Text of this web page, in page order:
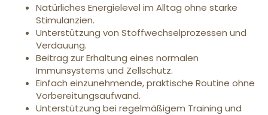
Natürliches Energielevel im Alltag ohne starke
Stimulanzien.
Unterstützung von Stoffwechselprozessen und
Verdauung.
Beitrag zur Erhaltung eines normalen
Immunsystems und Zellschutz.
Einfach einzunehmende, praktische Routine ohne
Vorbereitungsaufwand.
Unterstützung bei regelmäßigem Training und